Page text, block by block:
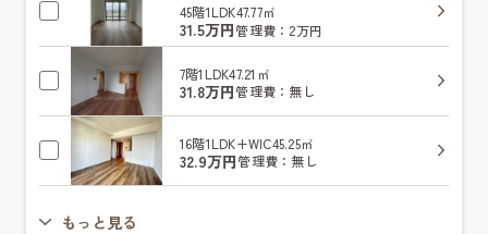
45階1LDK47.77㎡
31.5万円管理費：2万円
7階1LDK47.21㎡
31.8万円管理費：無し
16階1LDK+WIC45.25㎡
32.9万円管理費：無し
もっと見る